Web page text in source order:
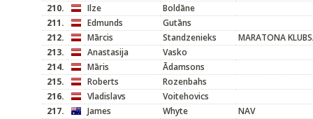
210.
Ilze
Boldāne
211.
Edmunds
Gutāns
212.
Mārcis Standzenieks
MARATONA
213.
Anastasija
Vasko
214.
Māris
Ādamsons
215.
Roberts
Rozenbahs
216.
Vladislavs
Voitehovics
217.
James Whyte
NAV